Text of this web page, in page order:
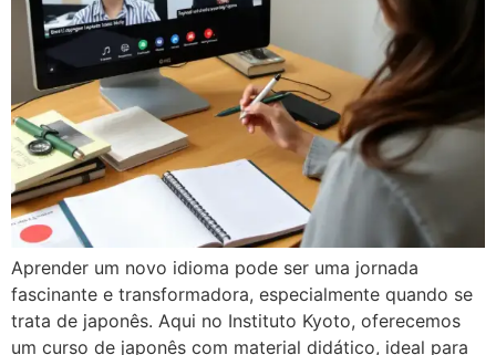
Aprender um novo idioma pode ser uma jornada
fascinante e transformadora, especialmente quando se
trata de japonês. Aqui no Instituto Kyoto, oferecemos
um curso de japonês com material didático, ideal para